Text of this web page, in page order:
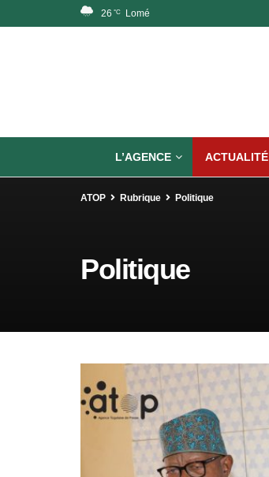
26 °C Lomé
L’AGENCE ACTUALITÉ
ATOP Rubrique Politique
Politique